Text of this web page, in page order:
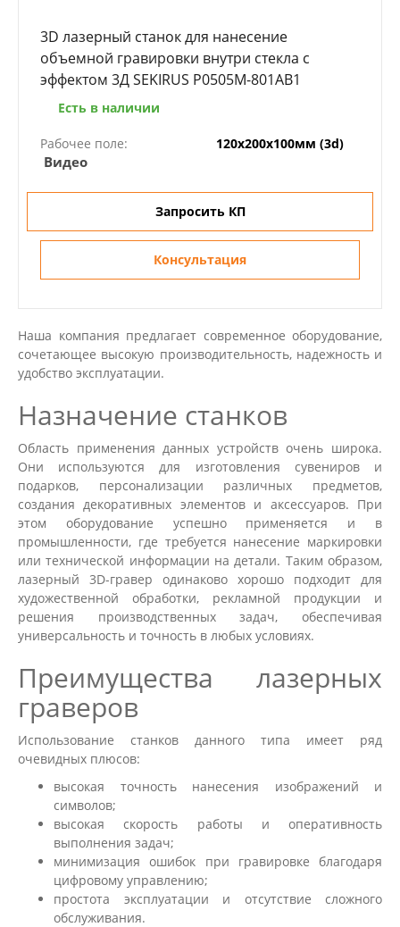
3D лазерный станок для нанесение
объемной гравировки внутри стекла с
эффектом 3Д SEKIRUS P0505M-801AB1
Есть в наличии
Рабочее поле: 120х200х100мм (3d)
Видео
Запросить КП
Консультация
Наша компания предлагает современное оборудование,
сочетающее высокую производительность, надежность и
удобство эксплуатации.
Назначение станков
Область применения данных устройств очень широка.
Они используются для изготовления сувениров и
подарков, персонализации различных предметов,
создания декоративных элементов и аксессуаров. При
этом оборудование успешно применяется и в
промышленности, где требуется нанесение маркировки
или технической информации на детали. Таким образом,
лазерный 3D-гравер одинаково хорошо подходит для
художественной обработки, рекламной продукции и
решения производственных задач, обеспечивая
универсальность и точность в любых условиях.
Преимущества лазерных
граверов
Использование станков данного типа имеет ряд
очевидных плюсов:
высокая точность нанесения изображений и
символов;
высокая скорость работы и оперативность
выполнения задач;
минимизация ошибок при гравировке благодаря
цифровому управлению;
простота эксплуатации и отсутствие сложного
обслуживания.